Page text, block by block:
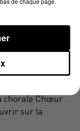
plus chou.
proposés un
et une foire aux
départ
sur 10km,
chorale Chœur
sur la